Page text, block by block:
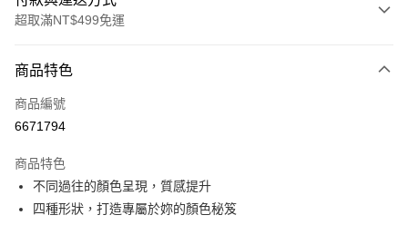
超取滿NT$499免運
信用卡一次付款
信用卡分期付款
合作金庫商業銀行
華南商業銀行
上海商業儲蓄銀行
台北富邦商業銀行
6 期 0 利率 每期
華南商業銀行
彰化商業銀行
超商取貨付款
商品特色
商品編號
6671794
商品特色
不同過往的顏色呈現，質感提升
四種形狀，打造專屬於妳的顏色秘笈